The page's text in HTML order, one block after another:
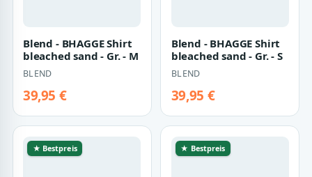
Blend - BHAGGE Shirt
bleached sand - Gr. - M
BLEND
39,95 €
Blend - BHAGGE Shirt
bleached sand - Gr. - S
BLEND
39,95 €